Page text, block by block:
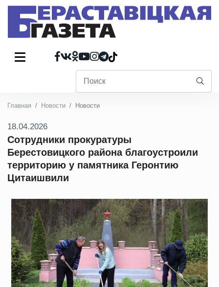
Главная Новости Новости
18.04.2026
Сотрудники прокуратуры
Берестовицкого района благоустроили
территорию у памятника Геронтию
Цитаишвили